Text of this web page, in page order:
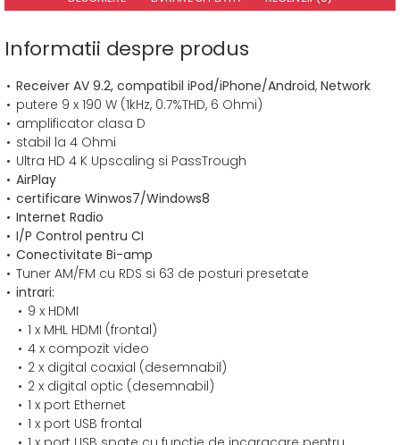
Informatii despre produs
Receiver AV 9.2, compatibil iPod/iPhone/Android, Network
putere 9 x 190 W (1kHz, 0.7%THD, 6 Ohmi)
amplificator clasa D
stabil la 4 Ohmi
Ultra HD 4 K Upscaling si PassTrough
AirPlay
certificare Winwos7/Windows8
Internet Radio
I/P Control pentru CI
Conectivitate Bi-amp
Tuner AM/FM cu RDS si 63 de posturi presetate
intrari:
9 x HDMI
1 x MHL HDMI (frontal)
4 x compozit video
2 x digital coaxial (desemnabil)
2 x digital optic (desemnabil)
1 x port Ethernet
1 x port USB frontal